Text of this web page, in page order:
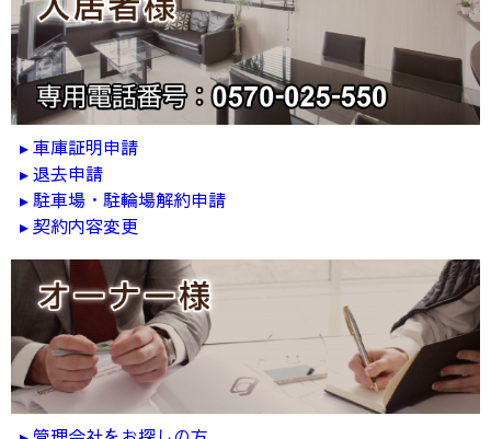
車庫証明申請
退去申請
駐車場・駐輪場解約申請
契約内容変更